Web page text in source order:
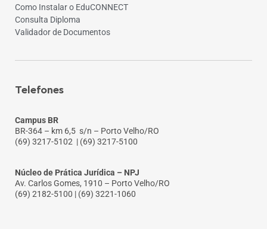
Como Instalar o EduCONNECT
Consulta Diploma
Validador de Documentos
Telefones
Campus BR
BR-364 – km 6,5 s/n – Porto Velho/RO
(69) 3217-5102 | (69) 3217-5100
Núcleo de Prática Jurídica – NPJ
Av. Carlos Gomes, 1910 – Porto Velho/RO
(69) 2182-5100 | (69) 3221-1060